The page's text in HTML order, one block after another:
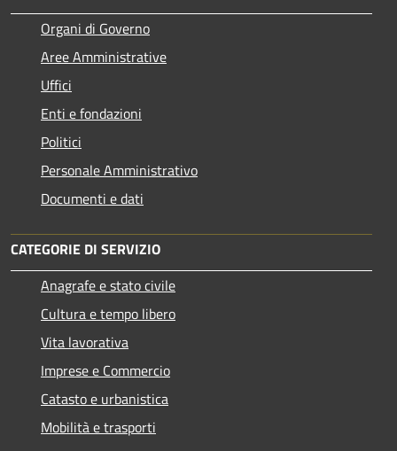
Organi di Governo
Aree Amministrative
Uffici
Enti e fondazioni
Politici
Personale Amministrativo
Documenti e dati
CATEGORIE DI SERVIZIO
Anagrafe e stato civile
Cultura e tempo libero
Vita lavorativa
Imprese e Commercio
Catasto e urbanistica
Mobilità e trasporti